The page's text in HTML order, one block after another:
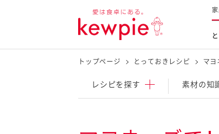
料理の基本
トップページ とっておきレシピ マヨ
レシピを探す 素材の知